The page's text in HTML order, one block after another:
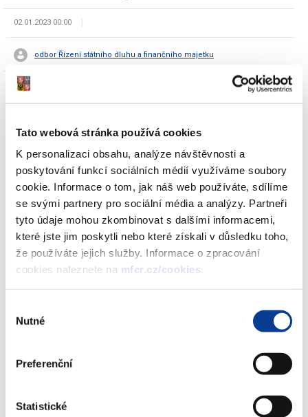
Tato webová stránka používá cookies
K personalizaci obsahu, analýze návštěvnosti a
poskytování funkcí sociálních médií využíváme soubory
cookie. Informace o tom, jak náš web používáte, sdílíme
se svými partnery pro sociální média a analýzy. Partneři
tyto údaje mohou zkombinovat s dalšími informacemi,
které jste jim poskytli nebo které získali v důsledku toho,
že používáte jejich služby. Informace o zpracování
cookies naleznete na mfcr.cz/cookies.
souhlasu
Nutné
Preferenční
Statistické
02.01.2023 00:00
odbor Řízení státního dluhu a finančního majetku
Dokumenty ke stažení
Oznámení Ministerstva financí o
vydání 4. tranše FIXNÍHO státního
dluhopisu České republiky, 2020-2026,
formou reinvestice výnosu
(324 kB)